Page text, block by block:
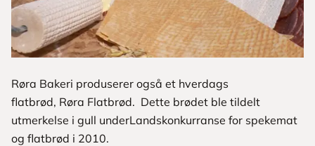
Røra Bakeri produserer også et hverdags
flatbrød, Røra Flatbrød. Dette brødet ble tildelt
utmerkelse i gull underLandskonkurranse for spekemat
og flatbrød i 2010.